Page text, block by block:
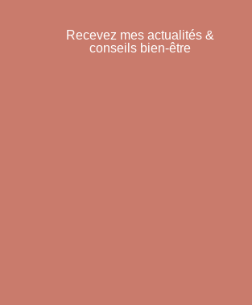
Recevez mes actualités &
conseils bien-être